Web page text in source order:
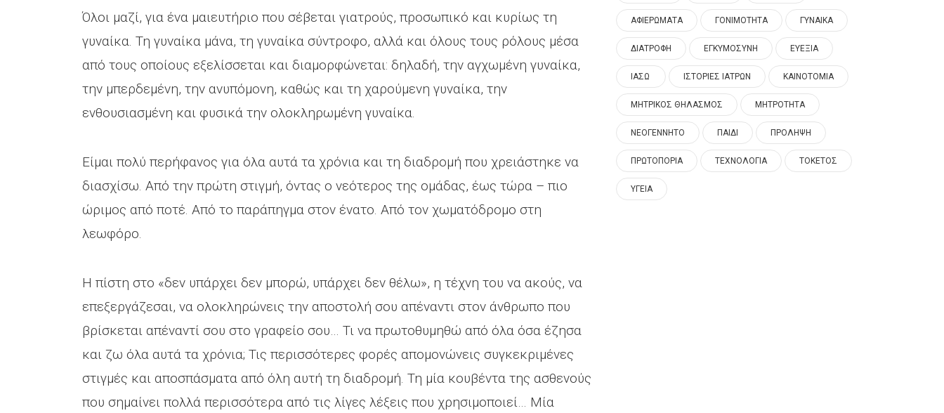
Όλοι μαζί, για ένα μαιευτήριο που σέβεται γιατρούς, προσωπικό και κυρίως τη
γυναίκα. Τη γυναίκα μάνα, τη γυναίκα σύντροφο, αλλά και όλους τους ρόλους μέσα
από τους οποίους εξελίσσεται και διαμορφώνεται: δηλαδή, την αγχωμένη γυναίκα,
την μπερδεμένη, την ανυπόμονη, καθώς και τη χαρούμενη γυναίκα, την
ενθουσιασμένη και φυσικά την ολοκληρωμένη γυναίκα.
Είμαι πολύ περήφανος για όλα αυτά τα χρόνια και τη διαδρομή που χρειάστηκε να
διασχίσω. Από την πρώτη στιγμή, όντας ο νεότερος της ομάδας, έως τώρα – πιο
ώριμος από ποτέ. Από το παράπηγμα στον ένατο. Από τον χωματόδρομο στη
λεωφόρο.
Η πίστη στο «δεν υπάρχει δεν μπορώ, υπάρχει δεν θέλω», η τέχνη του να ακούς, να
επεξεργάζεσαι, να ολοκληρώνεις την αποστολή σου απέναντι στον άνθρωπο που
βρίσκεται απέναντί σου στο γραφείο σου… Τι να πρωτοθυμηθώ από όλα όσα έζησα
και ζω όλα αυτά τα χρόνια; Τις περισσότερες φορές απομονώνεις συγκεκριμένες
στιγμές και αποσπάσματα από όλη αυτή τη διαδρομή. Τη μία κουβέντα της ασθενούς
που σημαίνει πολλά περισσότερα από τις λίγες λέξεις που χρησιμοποιεί… Μία
ΑΦΙΕΡΩΜΑΤΑ ΓΟΝΙΜΟΤΗΤΑ ΓΥΝΑΙΚΑ
ΔΙΑΤΡΟΦΗ ΕΓΚΥΜΟΣΥΝΗ ΕΥΕΞΙΑ
ΙΑΣΩ ΙΣΤΟΡΙΕΣ ΙΑΤΡΩΝ ΚΑΙΝΟΤΟΜΙΑ
ΜΗΤΡΙΚΟΣ ΘΗΛΑΣΜΟΣ ΜΗΤΡΟΤΗΤΑ
ΝΕΟΓΕΝΝΗΤΟ ΠΑΙΔΙ ΠΡΟΛΗΨΗ
ΠΡΩΤΟΠΟΡΙΑ ΤΕΧΝΟΛΟΓΙΑ ΤΟΚΕΤΟΣ
ΥΓΕΙΑ